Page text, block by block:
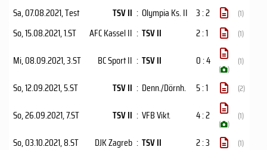
Sa, 07.08.2021, Test TSV II : Olympia Ks. II 3 : 2 (1)
So, 15.08.2021, 1.ST AFC Kassel II : TSV II 2 : 1 (1)
Mi, 08.09.2021, 3.ST BC Sport II : TSV II 0 : 4
( )
(1)
So, 12.09.2021, 5.ST TSV II : Denn./Dörnh. 5 : 1 (2)
So, 26.09.2021, 7.ST TSV II : VFB Vikt. 4 : 2
( )
(1)
So, 03.10.2021, 8.ST DJK Zagreb : TSV II 2 : 3 (1)